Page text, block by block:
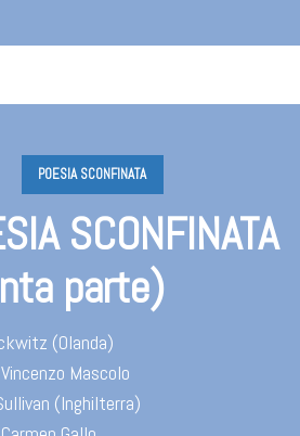
POESIA SCONFINATA
SCONFINATA
parte)
(Olanda)
Mascolo
(Inghilterra)